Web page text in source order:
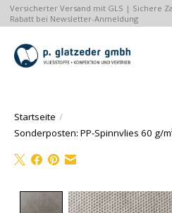
Versicherter Versand mit GLS | Sichere
Rabatt bei Newsletter-Anmeldung
Startseite /
Sonderposten: PP-Spinnvlies 60 g/
Product image